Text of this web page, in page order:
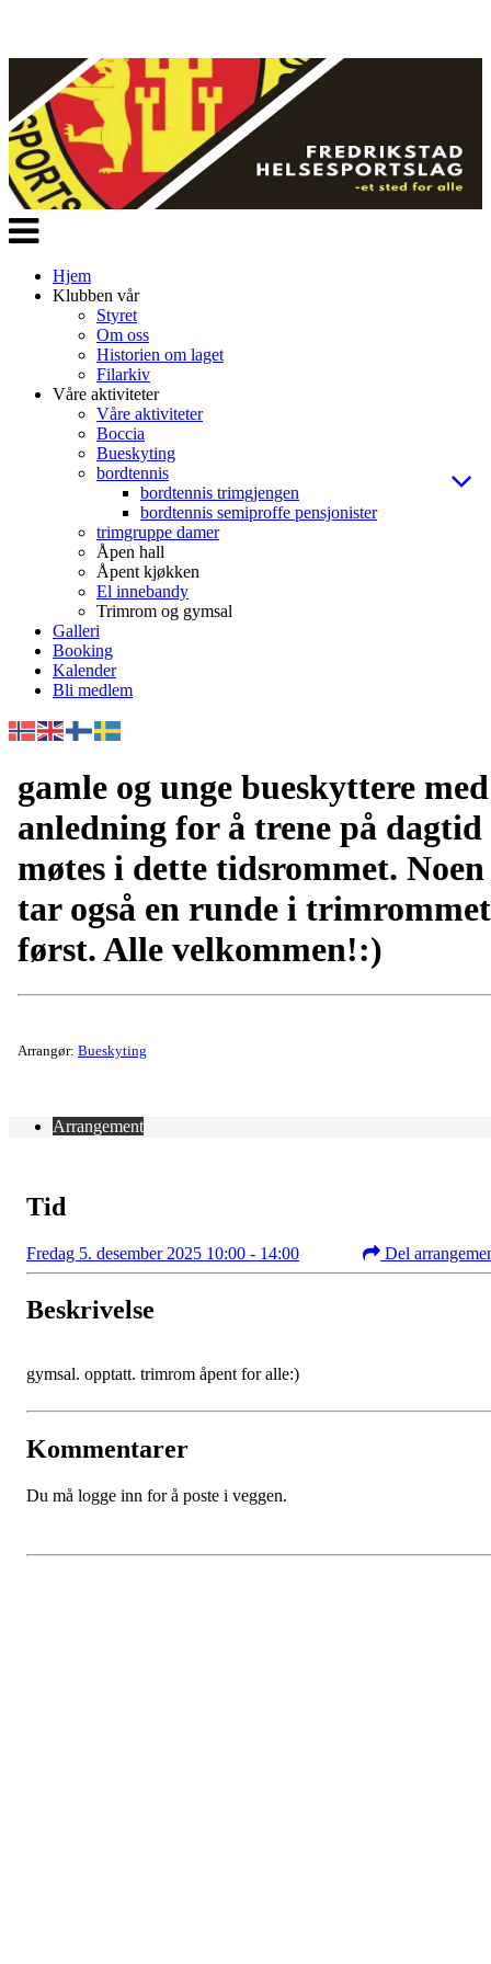
Veksle
navigasjon
Hjem
Klubben vår
Styret
Om oss
Historien om laget
Filarkiv
Våre aktiviteter
Våre aktiviteter
Boccia
Bueskyting
bordtennis
bordtennis trimgjengen
bordtennis semiproffe pensjonister
trimgruppe damer
Åpen hall
Åpent kjøkken
El innebandy
Trimrom og gymsal
Galleri
Booking
Kalender
Bli medlem
gamle og unge bueskyttere med
anledning for å trene på dagtid
møtes i dette tidsrommet. Noen
tar også en runde i trimrommet
først. Alle velkommen!:)
Arrangør: Bueskyting
Arrangement
Tid
Fredag 5. desember 2025 10:00 - 14:00 Del
Beskrivelse
gymsal. opptatt. trimrom åpent for alle:)
Kommentarer
Du må logge inn for å poste i veggen.